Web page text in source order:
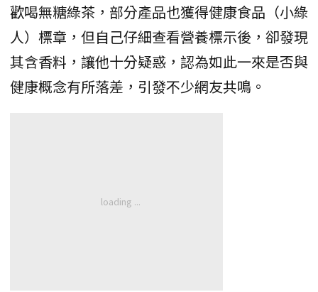
歡喝無糖綠茶，部分產品也獲得健康食品（小綠
人）標章，但自己仔細查看營養標示後，卻發現
其含香料，讓他十分疑惑，認為如此一來是否與
健康概念有所落差，引發不少網友共鳴。